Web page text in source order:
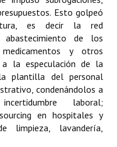
Esto golpeó
es decir la red
de los
medicamentos y otros
a la especulación de la
plantilla del personal
condenándolos a
laboral;
en hospitales y
limpieza, lavandería,